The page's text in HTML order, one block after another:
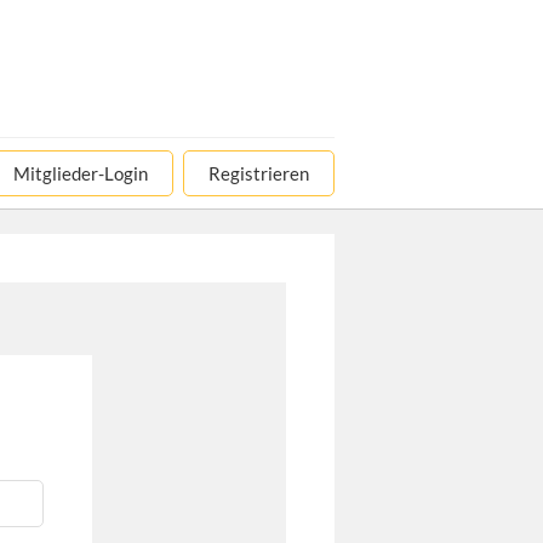
Mitglieder-Login Registrieren